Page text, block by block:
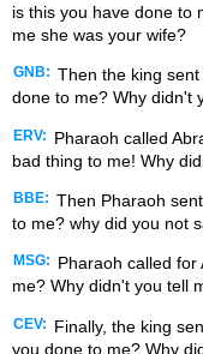
is this you have done to
me she was your wife?
GNB: Then the king
done to me? Why didn't
ERV:
Pharaoh called
bad thing to me! Why
BBE: Then Pharaoh
to me? why did you not
MSG:
Pharaoh called
me? Why didn't you tell
CEV:
Finally, the king
you done to me? Why